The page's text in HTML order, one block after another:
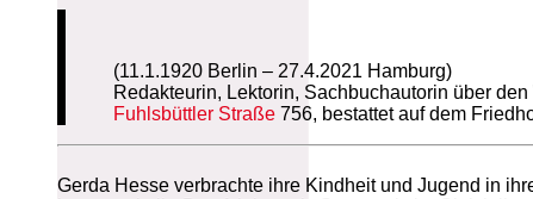
(11.1.1920 Berlin – 27.4.2021 Hamburg)
Redakteurin, Lektorin, Sachbuchautorin über
Fuhlsbüttler Straße 756, bestattet auf dem
Gerda Hesse verbrachte ihre Kindheit und Jugend in